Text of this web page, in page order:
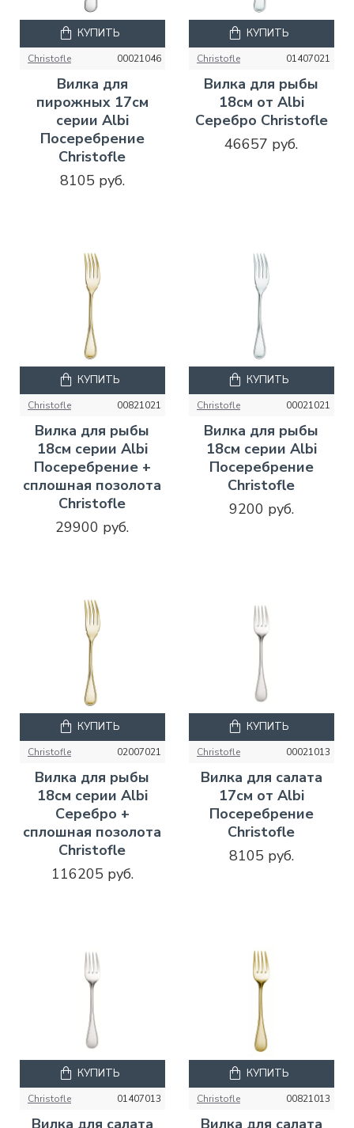
Christofle 00021046
Вилка для
пирожных 17см
серии Albi
Посеребрение
Christofle
8105 руб.
КУПИТЬ
Christofle 01407021
Вилка для рыбы
18см от Albi
Серебро Christofle
46657 руб.
КУПИТЬ
Christofle 00821021
Вилка для рыбы
18см серии Albi
Посеребрение +
сплошная позолота
Christofle
29900 руб.
КУПИТЬ
Christofle 00021021
Вилка для рыбы
18см серии Albi
Посеребрение
Christofle
9200 руб.
КУПИТЬ
Christofle 02007021
Вилка для рыбы
18см серии Albi
Серебро +
сплошная позолота
Christofle
116205 руб.
КУПИТЬ
Christofle 00021013
Вилка для салата
17см от Albi
Посеребрение
Christofle
8105 руб.
КУПИТЬ
Christofle 01407013
Вилка для салата
КУПИТЬ
Christofle 00821013
Вилка для салата
КУПИТЬ